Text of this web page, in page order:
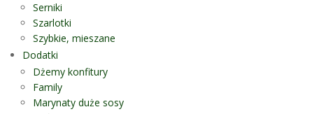
Serniki
Szarlotki
Szybkie, mieszane
Dodatki
Dżemy konfitury
Family
Marynaty duże sosy